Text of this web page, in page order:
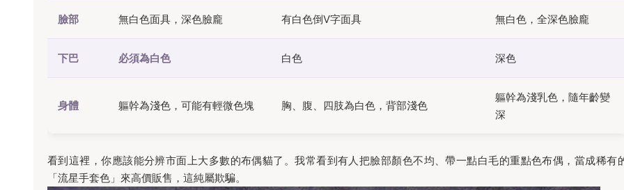
臉部 無白色面具，深色臉龐 有白色倒V字面具 無白色，全深色臉龐
下巴 必須為白色 白色 深色
身體 軀幹為淺色，可能有輕微色塊 胸、腹、四肢為白色，背部淺色
軀幹為淺乳色，隨年齡變
深
看到這裡，你應該能分辨市面上大多數的布偶貓了。我常看到有人把臉部顏色不均、帶一點白毛的重點色布偶，當成稀有
「流星手套色」來高價販售，這純屬欺騙。